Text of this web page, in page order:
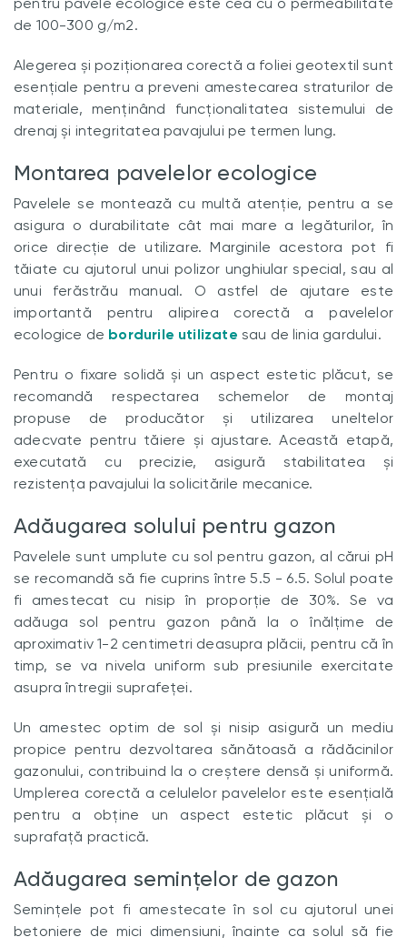
de 100-300 g/m2.
Alegerea și poziționarea corectă a foliei geotextil sunt
esențiale pentru a preveni amestecarea straturilor de
materiale, menținând funcționalitatea sistemului de
drenaj și integritatea pavajului pe termen lung.
Montarea pavelelor ecologice
Pavelele se montează cu multă atenție, pentru a se
asigura o durabilitate cât mai mare a legăturilor, în
orice direcție de utilizare. Marginile acestora pot fi
tăiate cu ajutorul unui polizor unghiular special, sau al
unui ferăstrău manual. O astfel de ajutare este
importantă pentru alipirea corectă a pavelelor
ecologice de bordurile utilizate sau de linia gardului.
Pentru o fixare solidă și un aspect estetic plăcut, se
recomandă respectarea schemelor de montaj
propuse de producător și utilizarea uneltelor
adecvate pentru tăiere și ajustare. Această etapă,
executată cu precizie, asigură stabilitatea și
rezistența pavajului la solicitările mecanice.
Adăugarea solului pentru gazon
Pavelele sunt umplute cu sol pentru gazon, al cărui pH
se recomandă să fie cuprins între 5.5 - 6.5. Solul poate
fi amestecat cu nisip în proporție de 30%. Se va
adăuga sol pentru gazon până la o înălțime de
aproximativ 1-2 centimetri deasupra plăcii, pentru că în
timp, se va nivela uniform sub presiunile exercitate
asupra întregii suprafeței.
Un amestec optim de sol și nisip asigură un mediu
propice pentru dezvoltarea sănătoasă a rădăcinilor
gazonului, contribuind la o creștere densă și uniformă.
Umplerea corectă a celulelor pavelelor este esențială
pentru a obține un aspect estetic plăcut și o
suprafață practică.
Adăugarea semințelor de gazon
Semințele pot fi amestecate în sol cu ajutorul unei
betoniere de mici dimensiuni, înainte ca solul să fie